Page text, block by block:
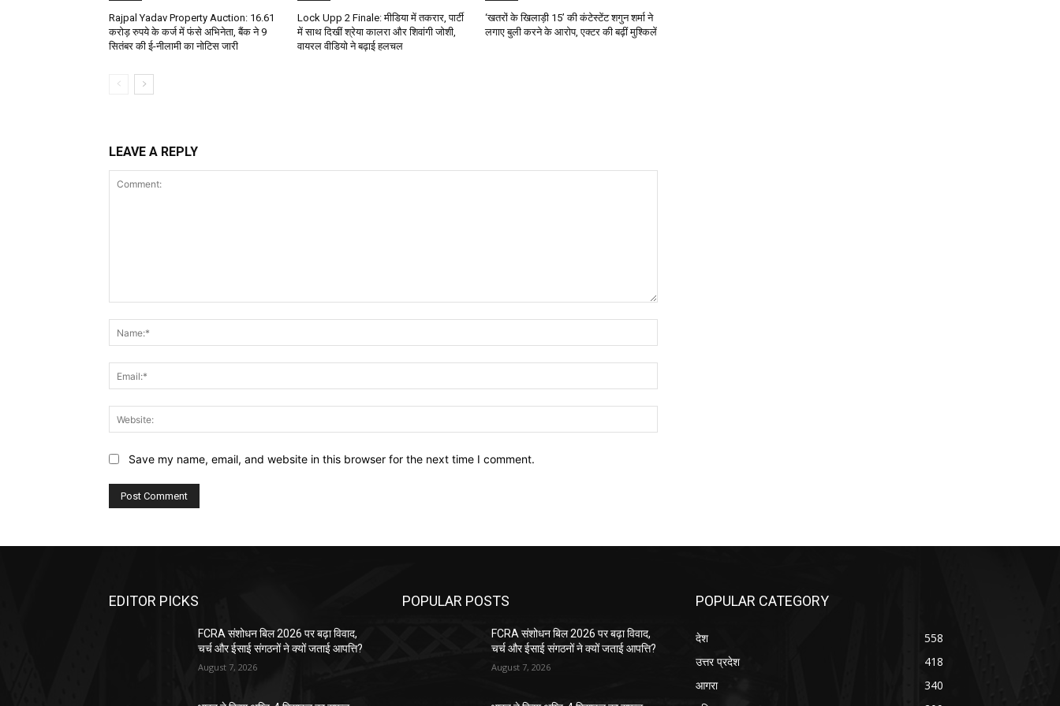
Rajpal Yadav Property Auction: 16.61
करोड़ रुपये के कर्ज में फंसे अभिनेता, बैंक ने 9
सितंबर की ई-नीलामी का नोटिस जारी
Lock Upp 2 Finale: मीडिया में तकरार, पार्टी
में साथ दिखीं श्रेया कालरा और शिवांगी जोशी,
वायरल वीडियो ने बढ़ाई हलचल
‘खतरों के खिलाड़ी 15’ की कंटेस्टेंट शगुन शर्मा ने
लगाए बुली करने के आरोप, एक्टर की बढ़ीं मुश्किलें
LEAVE A REPLY
Save my name, email, and website in this browser for the next time I comment.
EDITOR PICKS
FCRA संशोधन बिल 2026 पर बढ़ा विवाद,
चर्च और ईसाई संगठनों ने क्यों जताई आपत्ति?
August 7, 2026
POPULAR POSTS
FCRA संशोधन बिल 2026 पर बढ़ा विवाद,
चर्च और ईसाई संगठनों ने क्यों जताई आपत्ति?
August 7, 2026
POPULAR CATEGORY
देश
558
उत्तर प्रदेश
418
आगरा
340